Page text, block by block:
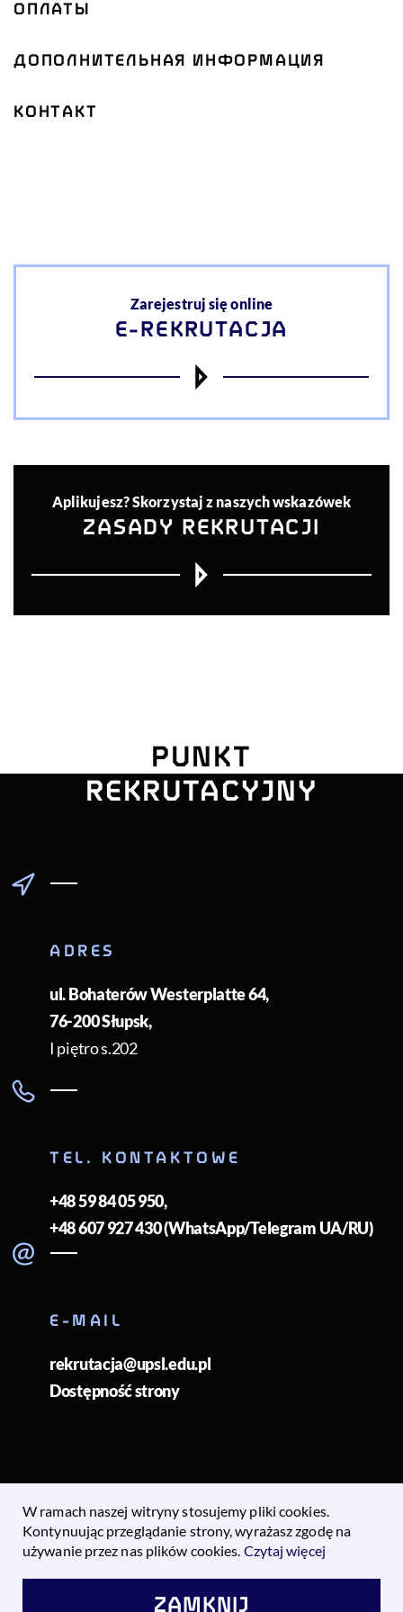
ОПЛАТЫ
ДОПОЛНИТЕЛЬНАЯ ИНФОРМАЦИЯ
КОНТАКТ
Akcje
Zarejestruj się online
E-REKRUTACJA
Aplikujesz? Skorzystaj z naszych wskazówek
ZASADY REKRUTACJI
POMORSKI
PUNKT
REKRUTACYJNY
ADRES
ul. Bohaterów Westerplatte 64,
76-200Słupsk,
I piętro s.202
TEL. KONTAKTOWE
+48 59 84 05 950,
+48 607 927 430 (WhatsApp/Telegram UA/RU)
E-MAIL
rekrutacja@upsl.edu.pl
Dostępność strony
Copyright © 2023 Uniwersytet Pomorski
Wszelkie prawa
zastrzeżone
W ramach naszej witryny stosujemy pliki cookies.
Kontynuując przeglądanie strony, wyrażasz zgodę na
używanie przez nas plików cookies. Czytaj więcej
ZAMKNIJ